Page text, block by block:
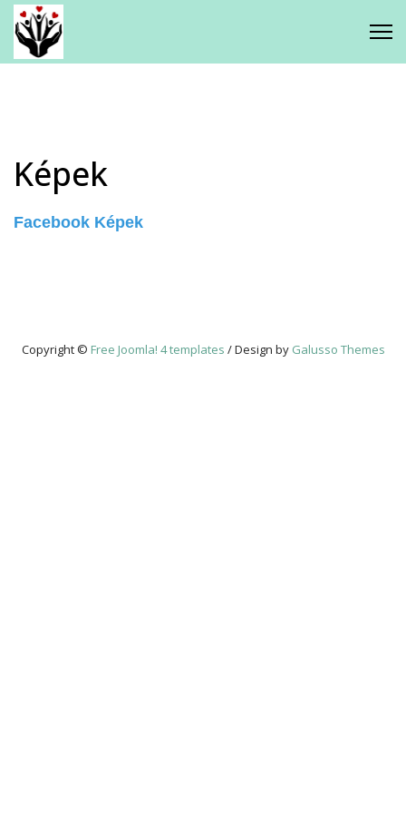
Központ
Foglalkoztató Napközi
Szolgálat
Játéktár
Képek
Facebook Képek
Copyright © Free Joomla! 4 templates / Design by Galusso Themes